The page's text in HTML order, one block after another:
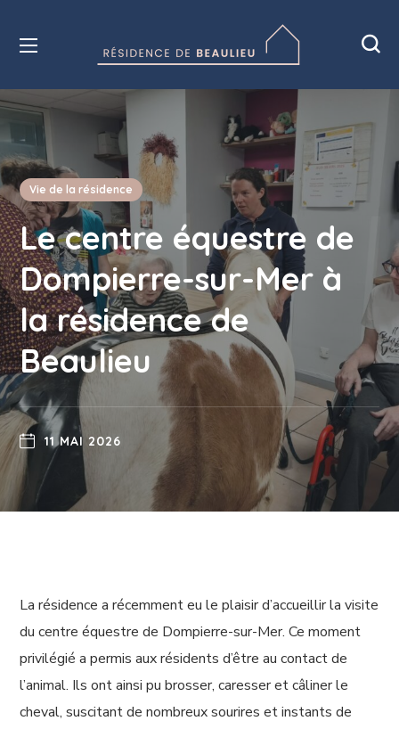
Vie de la résidence
Le centre équestre de
Dompierre-sur-Mer à
la résidence de
Beaulieu
11 MAI 2026
La résidence a récemment eu le plaisir d’accueillir la visite
du centre équestre de Dompierre-sur-Mer. Ce moment
privilégié a permis aux résidents d’être au contact de
l’animal. Ils ont ainsi pu brosser, caresser et câliner le
cheval, suscitant de nombreux sourires et instants de